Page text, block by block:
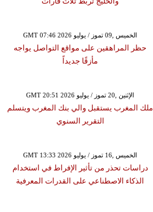
GMT 07:46 2026 الخميس ,09 تموز / يوليو
حظر المراهقين على مواقع التواصل يواجه
مأزقًا جديداً
GMT 20:51 2026 الإثنين ,20 تموز / يوليو
ملك المغرب يستقبل والي بنك المغرب ويتسلم
التقرير السنوي
GMT 13:33 2026 الخميس ,16 تموز / يوليو
دراسات تحذر من تأثير الإفراط في استخدام
الذكاء الاصطناعي على القدرات المعرفية